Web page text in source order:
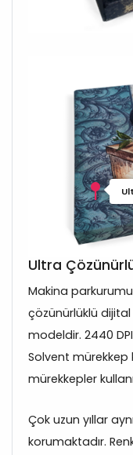
Ultra
Makina
çözünürlüklü dijital
modeldir. 2440
Solvent mürekkep
mürekkepler
Çok uzun yıllar
korumaktadır.